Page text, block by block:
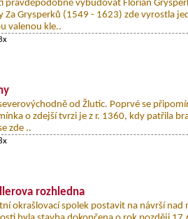
pravděpodobně vybudovat Florián
Za Grysperků (1549 - 1623) zde vyrostla
valenou kle..
od Žlutic. Poprvé se
o zdejší tvrzi je z r. 1360, kdy patřila
zde ..
rozhledna
okrašlovací spolek postavit na návrší nad